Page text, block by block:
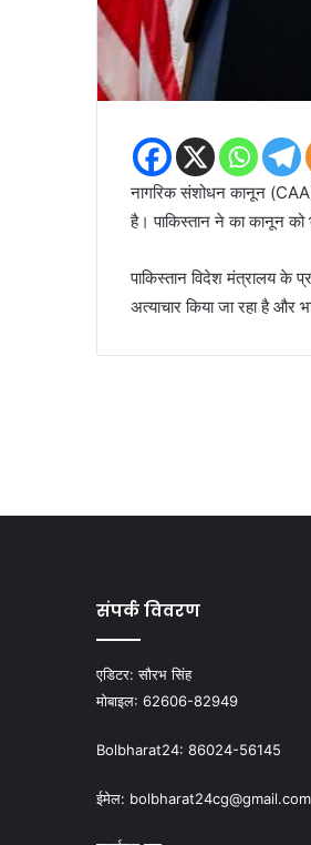
नागरिक संशोधन कानून (CAA)
है। पाकिस्तान ने का कानून को
पाकिस्तान विदेश मंत्रालय के
अत्याचार किया जा रहा है और
संपर्क विवरण
एडिटर:सौरभ सिंह
मोबाइल: 62606-82949
Bolbharat24: 86024-56145
ईमेल: bolbharat24cg@gmail.com